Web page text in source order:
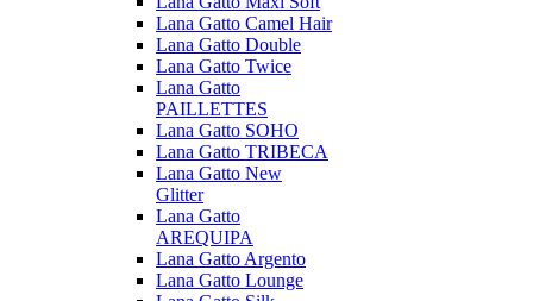
Lana Gatto Camel Hair
Lana Gatto Double
Lana Gatto Twice
Lana Gatto
PAILLETTES
Lana Gatto SOHO
Lana Gatto TRIBECA
Lana Gatto New
Glitter
Lana Gatto
AREQUIPA
Lana Gatto Argento
Lana Gatto Lounge